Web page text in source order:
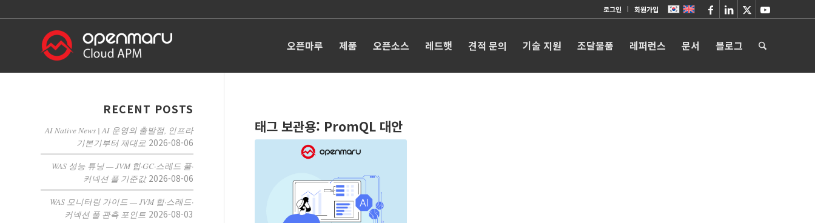
로그인 회원가입
오픈마루 제품 오픈소스 레드햇 견적 문의 기술 지원 조달물품 레퍼런스 문서 블로그
태그 보관용: PromQL 대안
RECENT POSTS
AI Native News | AI 운영의 출발점, 인프라
기본기부터 제대로 2026-08-06
WAS 성능 튜닝 — JVM 힙·GC·스레드 풀·
커넥션 풀 기준값 2026-08-06
WAS 모니터링 가이드 — JVM 힙·스레드·
커넥션 풀 관측 포인트 2026-08-03